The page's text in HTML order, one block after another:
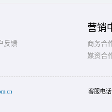
反馈
营销
商务合
媒资合
客服电